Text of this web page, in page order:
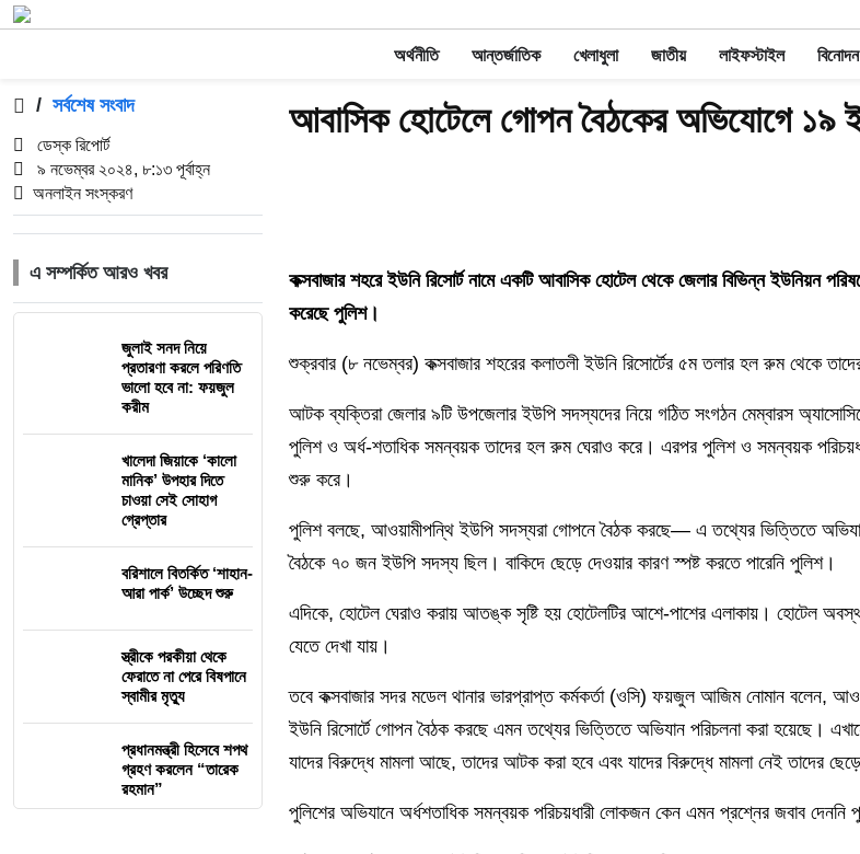
অর্থনীতি আন্তর্জাতিক খেলাধুলা জাতীয় লাইফস্টাইল বিনোদন
/ সর্বশেষ সংবাদ
ডেস্ক রিপোর্ট
৯ নভেম্বর ২০২৪, ৮:১৩ পূর্বাহ্ন
অনলাইন সংস্করণ
এ সম্পর্কিত আরও খবর
জুলাই সনদ নিয়ে
প্রতারণা করলে পরিণতি
ভালো হবে না: ফয়জুল
করীম
খালেদা জিয়াকে ‘কালো
মানিক’ উপহার দিতে
চাওয়া সেই সোহাগ
গ্রেপ্তার
বরিশালে বিতর্কিত ‘শাহান-
আরা পার্ক’ উচ্ছেদ শুরু
স্ত্রীকে পরকীয়া থেকে
ফেরাতে না পেরে বিষপানে
স্বামীর মৃত্যু
প্রধানমন্ত্রী হিসেবে শপথ
গ্রহণ করলেন “তারেক
রহমান”
আবাসিক হোটেলে গোপন বৈঠকের অভিযোগে
কক্সবাজার শহরে ইউনি রিসোর্ট নামে একটি আবাসিক হোটেল থেকে জেলার বিভিন্ন ইউনিয়ন
করেছে পুলিশ।
শুক্রবার (৮ নভেম্বর) কক্সবাজার শহরের কলাতলী ইউনি রিসোর্টের ৫ম তলার হল রুম থেকে
আটক ব্যক্তিরা জেলার ৯টি উপজেলার ইউপি সদস্যদের নিয়ে গঠিত সংগঠন মেম্বারস
পুলিশ ও অর্ধ-শতাধিক সমন্বয়ক তাদের হল রুম ঘেরাও করে। এরপর পুলিশ ও সমন্বয়ক
শুরু করে।
পুলিশ বলছে, আওয়ামীপন্থি ইউপি সদস্যরা গোপনে বৈঠক করছে— এ তথ্যের ভিত্তিতে
বৈঠকে ৭০ জন ইউপি সদস্য ছিল। বাকিদে ছেড়ে দেওয়ার কারণ স্পষ্ট করতে পারেনি পুলিশ।
এদিকে, হোটেল ঘেরাও করায় আতঙ্ক সৃষ্টি হয় হোটেলটির আশে-পাশের এলাকায়। হোটেল
যেতে দেখা যায়।
তবে কক্সবাজার সদর মডেল থানার ভারপ্রাপ্ত কর্মকর্তা (ওসি) ফয়জুল আজিম নোমান বলেন,
ইউনি রিসোর্টে গোপন বৈঠক করছে এমন তথ্যের ভিত্তিতে অভিযান পরিচলনা করা হয়েছে।
যাদের বিরুদ্ধে মামলা আছে, তাদের আটক করা হবে এবং যাদের বিরুদ্ধে মামলা নেই তাদের
পুলিশের অভিযানে অর্ধশতাধিক সমন্বয়ক পরিচয়ধারী লোকজন কেন এমন প্রশ্নের জবাব দেননি